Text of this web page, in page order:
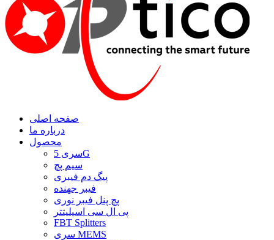
صفحه اصلی
درباره ما
محصول
سری 5G
سیم پچ
پیگ دم فیبری
فیبر جهنده
پچ پنل فیبر نوری
پی ال سی اسپلیتتر
FBT Splitters
سری MEMS